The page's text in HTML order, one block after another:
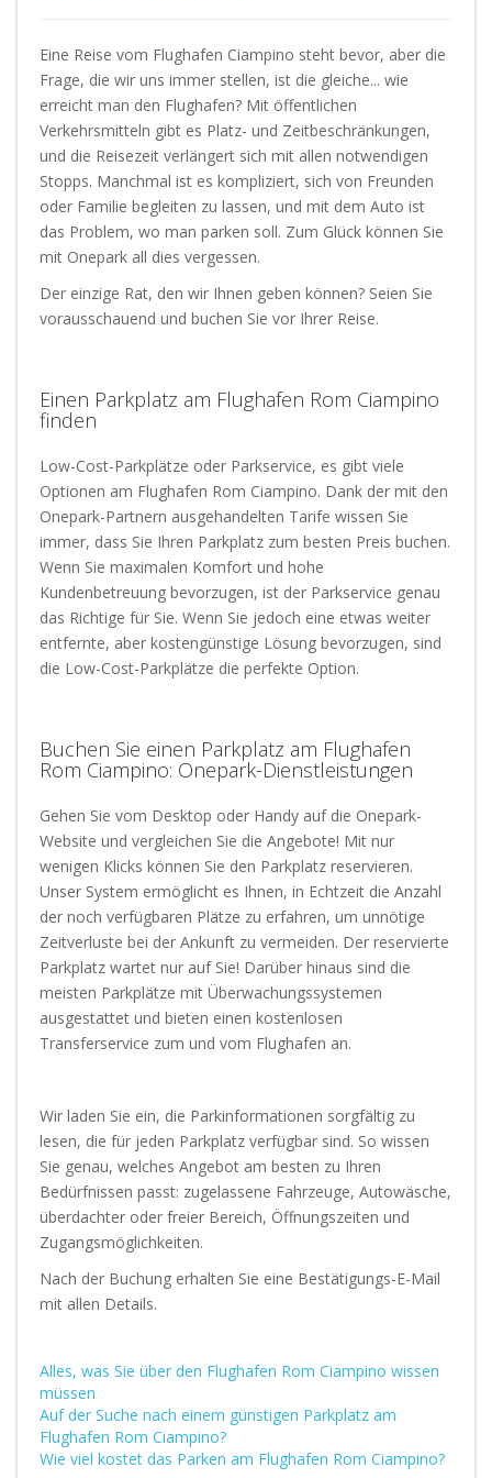
Eine Reise vom Flughafen Ciampino steht bevor, aber die
Frage, die wir uns immer stellen, ist die gleiche... wie
erreicht man den Flughafen? Mit öffentlichen
Verkehrsmitteln gibt es Platz- und Zeitbeschränkungen,
und die Reisezeit verlängert sich mit allen notwendigen
Stopps. Manchmal ist es kompliziert, sich von Freunden
oder Familie begleiten zu lassen, und mit dem Auto ist
das Problem, wo man parken soll. Zum Glück können Sie
mit Onepark all dies vergessen.
Der einzige Rat, den wir Ihnen geben können? Seien Sie
vorausschauend und buchen Sie vor Ihrer Reise.
Einen Parkplatz am Flughafen Rom Ciampino
finden
Low-Cost-Parkplätze oder Parkservice, es gibt viele
Optionen am Flughafen Rom Ciampino. Dank der mit den
Onepark-Partnern ausgehandelten Tarife wissen Sie
immer, dass Sie Ihren Parkplatz zum besten Preis buchen.
Wenn Sie maximalen Komfort und hohe
Kundenbetreuung bevorzugen, ist der Parkservice genau
das Richtige für Sie. Wenn Sie jedoch eine etwas weiter
entfernte, aber kostengünstige Lösung bevorzugen, sind
die Low-Cost-Parkplätze die perfekte Option.
Buchen Sie einen Parkplatz am Flughafen
Rom Ciampino: Onepark-Dienstleistungen
Gehen Sie vom Desktop oder Handy auf die Onepark-
Website und vergleichen Sie die Angebote! Mit nur
wenigen Klicks können Sie den Parkplatz reservieren.
Unser System ermöglicht es Ihnen, in Echtzeit die Anzahl
der noch verfügbaren Plätze zu erfahren, um unnötige
Zeitverluste bei der Ankunft zu vermeiden. Der reservierte
Parkplatz wartet nur auf Sie! Darüber hinaus sind die
meisten Parkplätze mit Überwachungssystemen
ausgestattet und bieten einen kostenlosen
Transferservice zum und vom Flughafen an.
Wir laden Sie ein, die Parkinformationen sorgfältig zu
lesen, die für jeden Parkplatz verfügbar sind. So wissen
Sie genau, welches Angebot am besten zu Ihren
Bedürfnissen passt: zugelassene Fahrzeuge, Autowäsche,
überdachter oder freier Bereich, Öffnungszeiten und
Zugangsmöglichkeiten.
Nach der Buchung erhalten Sie eine Bestätigungs-E-Mail
mit allen Details.
Alles, was Sie über den Flughafen Rom Ciampino wissen
müssen
Auf der Suche nach einem günstigen Parkplatz am
Flughafen Rom Ciampino?
Wie viel kostet das Parken am Flughafen Rom Ciampino?